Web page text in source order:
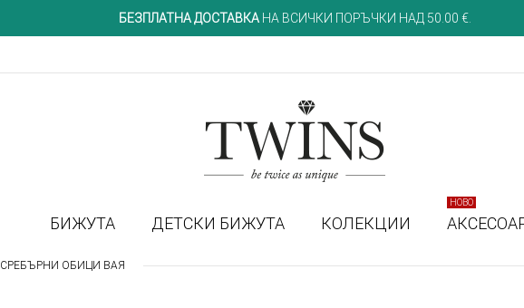
БЕЗПЛАТНА ДОСТАВКАНА ВСИЧКИ ПОРЪЧКИ НАД 50.00 €.
БИЖУТА ДЕТСКИ БИЖУТА КОЛЕКЦИИ
НОВО
СРЕБЪРНИ ОБИЦИ ВАЯ